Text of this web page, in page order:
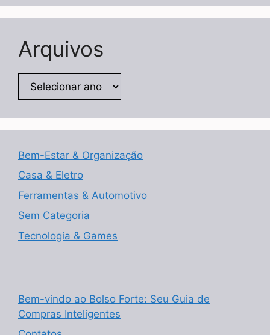
Arquivos
Arquivos
Bem-Estar & Organização
Casa & Eletro
Ferramentas & Automotivo
Sem Categoria
Tecnologia & Games
Bem-vindo ao Bolso Forte: Seu Guia de
Compras Inteligentes